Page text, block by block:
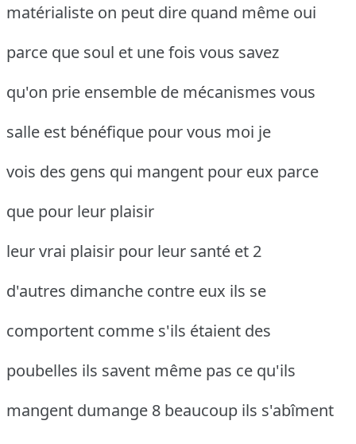
matérialiste on peut dire quand même oui
parce que soul et une fois vous savez
qu'on prie ensemble de mécanismes vous
salle est bénéfique pour vous moi je
vois des gens qui mangent pour eux parce
que pour leur plaisir
leur vrai plaisir pour leur santé et 2
d'autres dimanche contre eux ils se
comportent comme s'ils étaient des
poubelles ils savent même pas ce qu'ils
mangent dumange 8 beaucoup ils s'abîment